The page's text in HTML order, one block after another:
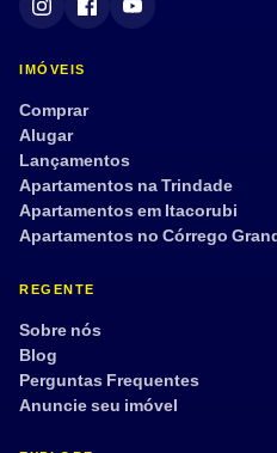
IMÓVEIS
Comprar
Alugar
Lançamentos
Apartamentos na Trindade
Apartamentos em Itacorubi
Apartamentos no Córrego
REGENTE
Sobre nós
Blog
Perguntas Frequentes
Anuncie seu imóvel